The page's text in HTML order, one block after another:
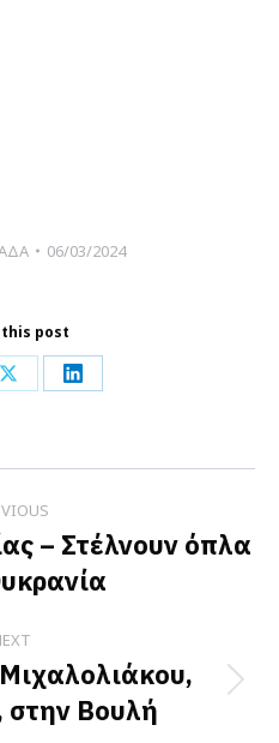
06/03/2024
this post
Share
X
Share
LinkedIn
Previous
post:
– Στέλνουν όπλα
Next
post:
Βουλή